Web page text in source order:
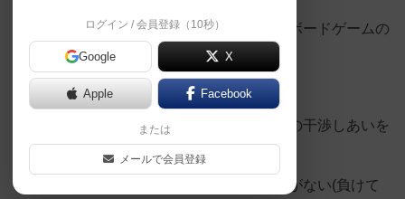
面白さ。見た目、充実のコンポーネント。ボードゲームの
良さが詰まったゲームです。
【美点】
・直接的な攻撃はないが、他プレイヤーへの干渉しあいを
楽しめる
・何人でやってもそこまでプレイ感に影響がない(負けて
ログイン / 会員登録（10秒）
Google X
Apple Facebook
または
メールで会員登録